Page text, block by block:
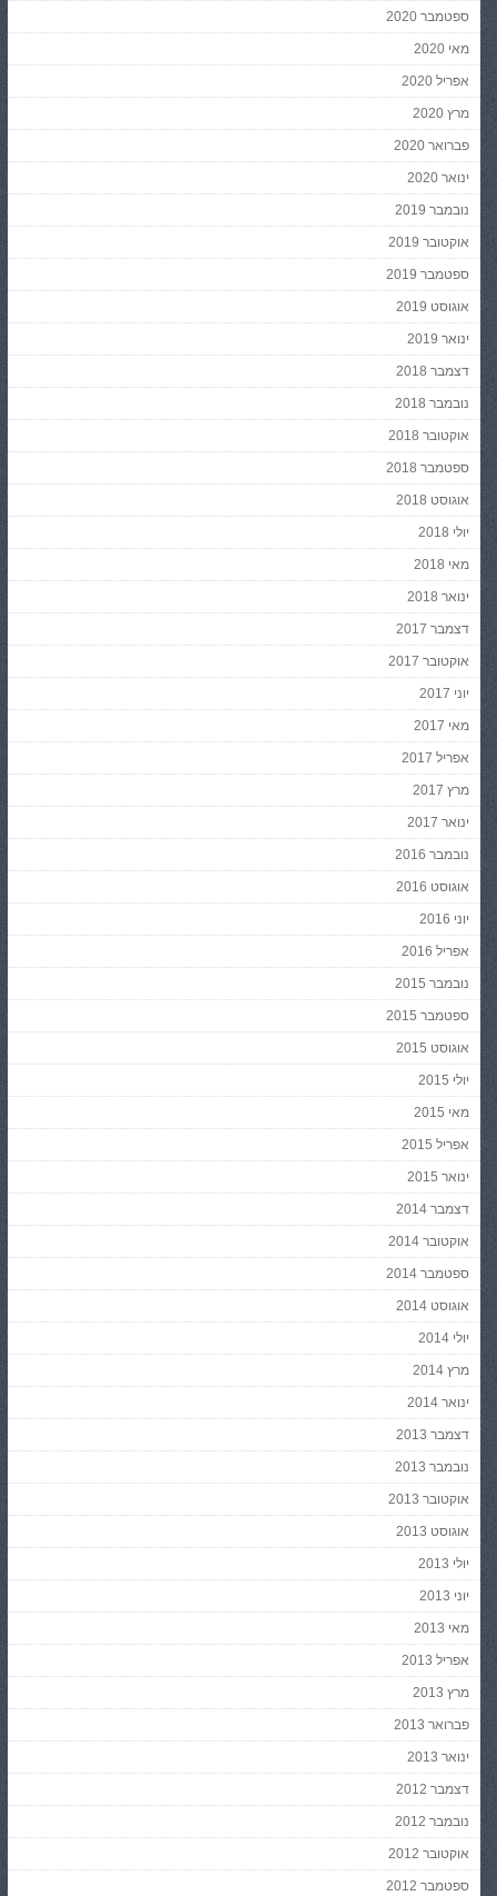
ספטמבר 2020
מאי 2020
אפריל 2020
מרץ 2020
פברואר 2020
ינואר 2020
נובמבר 2019
אוקטובר 2019
ספטמבר 2019
אוגוסט 2019
ינואר 2019
דצמבר 2018
נובמבר 2018
אוקטובר 2018
ספטמבר 2018
אוגוסט 2018
יולי 2018
מאי 2018
ינואר 2018
דצמבר 2017
אוקטובר 2017
יוני 2017
מאי 2017
אפריל 2017
מרץ 2017
ינואר 2017
נובמבר 2016
אוגוסט 2016
יוני 2016
אפריל 2016
נובמבר 2015
ספטמבר 2015
אוגוסט 2015
יולי 2015
מאי 2015
אפריל 2015
ינואר 2015
דצמבר 2014
אוקטובר 2014
ספטמבר 2014
אוגוסט 2014
יולי 2014
מרץ 2014
ינואר 2014
דצמבר 2013
נובמבר 2013
אוקטובר 2013
אוגוסט 2013
יולי 2013
יוני 2013
מאי 2013
אפריל 2013
מרץ 2013
פברואר 2013
ינואר 2013
דצמבר 2012
נובמבר 2012
אוקטובר 2012
ספטמבר 2012